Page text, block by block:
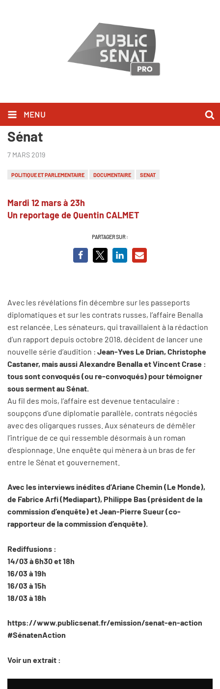
MENU
Affaire Benalla : saison 2 au
Sénat
7 MARS 2019
POLITIQUE ET PARLEMENTAIRE DOCUMENTAIRE SENAT
Mardi 12 mars à 23h
Un reportage de Quentin CALMET
PARTAGER SUR :
Avec les révélations fin décembre sur les passeports
diplomatiques et sur les contrats russes, l’affaire Benalla
est relancée. Les sénateurs, qui travaillaient à la rédaction
d’un rapport depuis octobre 2018, décident de lancer une
nouvelle série d’audition : Jean-Yves Le Drian, Christophe
Castaner, mais aussi Alexandre Benalla et Vincent Crase :
tous sont convoqués (ou re-convoqués) pour témoigner
sous serment au Sénat.
Au fil des mois, l’affaire est devenue tentaculaire :
soupçons d’une diplomatie parallèle, contrats négociés
avec des oligarques russes. Aux sénateurs de démêler
l’intrigue de ce qui ressemble désormais à un roman
d’espionnage. Une enquête qui mènera à un bras de fer
entre le Sénat et gouvernement.
Avec les interviews inédites d’Ariane Chemin (Le Monde),
de Fabrice Arfi (Mediapart), Philippe Bas (président de la
commission d’enquête) et Jean-Pierre Sueur (co-
rapporteur de la commission d’enquête).
Rediffusions :
14/03 à 6h30 et 18h
16/03 à 19h
16/03 à 15h
18/03 à 18h
https://www.publicsenat.fr/emission/senat-en-action
#SénatenAction
Voir un extrait :